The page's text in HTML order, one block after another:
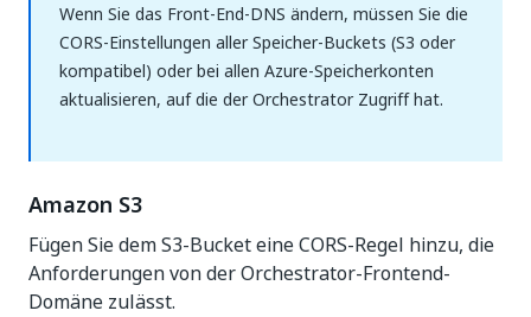
Wenn Sie das Front-End-DNS ändern, müssen Sie die
CORS-Einstellungen aller Speicher-Buckets (S3 oder
kompatibel) oder bei allen Azure-Speicherkonten
aktualisieren, auf die der Orchestrator Zugriff hat.
Amazon S3
Fügen Sie dem S3-Bucket eine CORS-Regel hinzu, die
Anforderungen von der Orchestrator-Frontend-
Domäne zulässt.